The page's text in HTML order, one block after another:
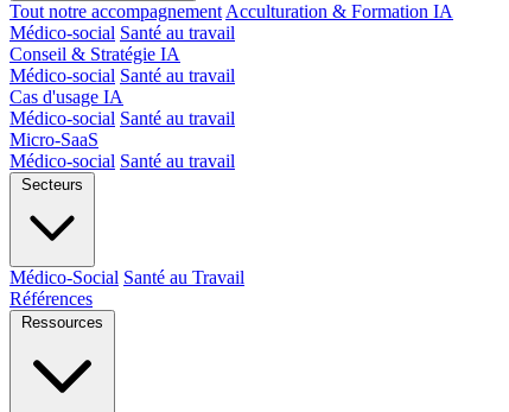
Tout notre accompagnement Acculturation & Formation IA
Médico-social Santé au travail
Conseil & Stratégie IA
Médico-social Santé au travail
Cas d'usage IA
Médico-social Santé au travail
Micro-SaaS
Médico-social Santé au travail
Secteurs
Médico-Social Santé au Travail
Références
Ressources